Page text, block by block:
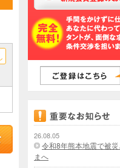
26.08.05
令和8年熊本地震で被
まへ